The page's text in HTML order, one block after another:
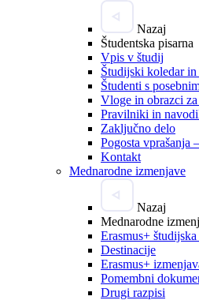
Nazaj
Študentska pisarna
Vpis v študij
Študijski koledar
Študenti s
Vloge in obrazci za
Pravilniki in
Zaključno delo
Pogosta vprašanja
Kontakt
Mednarodne izmenjave
Nazaj
Mednarodne
Erasmus+
Destinacije
Erasmus+
Pomembni
Drugi razpisi